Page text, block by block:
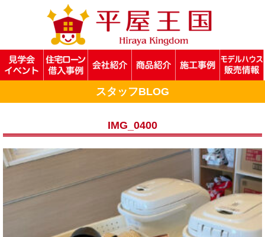
スタッフBLOG
IMG_0400